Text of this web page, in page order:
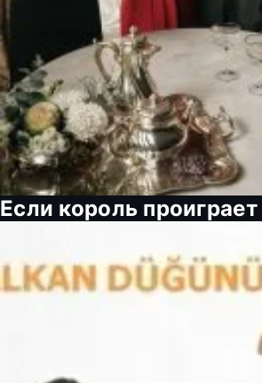
Если король проиграет